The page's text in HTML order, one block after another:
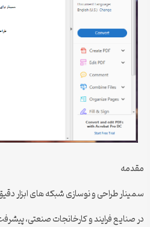
مقدمه
سمینار طراحی و نوسازی شبکه های ابزار
در صنایع فرایند و کارخانجات صنعتی،